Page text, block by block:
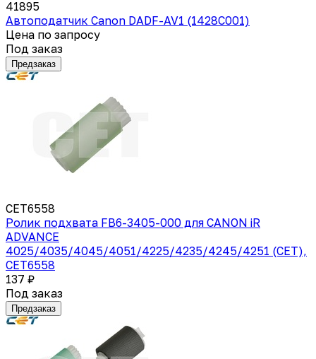
41895
Автоподатчик Canon DADF-AV1 (1428C001)
Цена по запросу
Под заказ
Предзаказ
CET6558
Ролик подхвата FB6-3405-000 для CANON iR
ADVANCE
4025/4035/4045/4051/4225/4235/4245/4251 (CET),
CET6558
137 ₽
Под заказ
Предзаказ